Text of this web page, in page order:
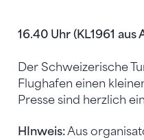
16.40 Uhr (KL1961
Der Schweizerische
Flughafen einen
Presse sind herzlich
HInweis:Aus